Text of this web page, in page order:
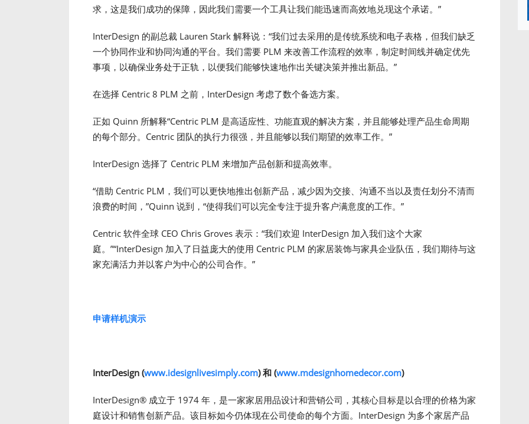
求，这是我们成功的保障，因此我们需要一个工具让我们能迅速而高效地兑现这个承诺。”
InterDesign 的副总裁 Lauren Stark 解释说：“我们过去采用的是传统系统和电子表格，但我们缺乏
一个协同作业和协同沟通的平台。我们需要 PLM 来改善工作流程的效率，制定时间线并确定优先
事项，以确保业务处于正轨，以便我们能够快速地作出关键决策并推出新品。”
在选择 Centric 8 PLM 之前，InterDesign 考虑了数个备选方案。
正如 Quinn 所解释“Centric PLM 是高适应性、功能直观的解决方案，并且能够处理产品生命周期
的每个部分。Centric 团队的执行力很强，并且能够以我们期望的效率工作。”
InterDesign 选择了 Centric PLM 来增加产品创新和提高效率。
“借助 Centric PLM，我们可以更快地推出创新产品，减少因为交接、沟通不当以及责任划分不清而
浪费的时间，”Quinn 说到，“使得我们可以完全专注于提升客户满意度的工作。”
Centric 软件全球 CEO Chris Groves 表示：“我们欢迎 InterDesign 加入我们这个大家
庭。”“InterDesign 加入了日益庞大的使用 Centric PLM 的家居装饰与家具企业队伍，我们期待与这
家充满活力并以客户为中心的公司合作。”
申请样机演示
InterDesign (www.idesignlivesimply.com)和 (www.mdesignhomedecor.com)
InterDesign® 成立于 1974 年，是一家家居用品设计和营销公司，其核心目标是以合理的价格为家
庭设计和销售创新产品。该目标如今仍体现在公司使命的每个方面。InterDesign 为多个家居产品